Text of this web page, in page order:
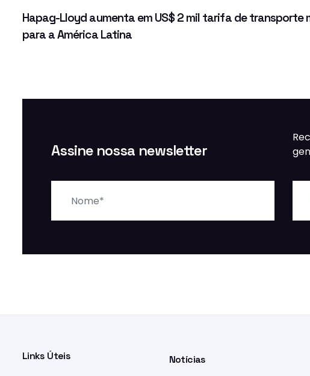
Hapag-Lloyd aumenta em US$ 2 mil tarifa de transporte
para a América Latina
Assine nossa newsletter
Links Úteis Notícias